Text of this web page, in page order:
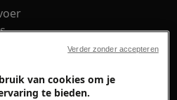
van cookies om je
te bieden.
Verder zonder accepteren